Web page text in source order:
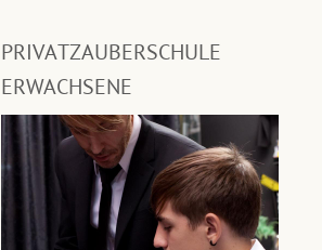
PRIVATZAUBERSCHULE
ERWACHSENE